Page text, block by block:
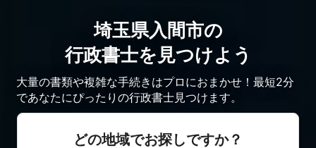
埼玉県入間市の
行政書士を見つけよう
大量の書類や複雑な手続きはプロにおまかせ！最短2分
であなたにぴったりの行政書士見つけます。
どの地域でお探しですか？